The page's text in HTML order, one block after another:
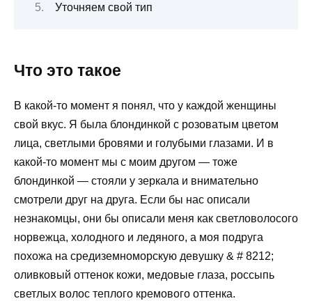
Уточняем свой тип
Что это такое
В какой-то момент я понял, что у каждой женщины
свой вкус. Я была блондинкой с розоватым цветом
лица, светлыми бровями и голубыми глазами. И в
какой-то момент мы с моим другом — тоже
блондинкой — стояли у зеркала и внимательно
смотрели друг на друга. Если бы нас описали
незнакомцы, они бы описали меня как светловолосого
норвежца, холодного и ледяного, а моя подруга
похожа на средиземноморскую девушку & # 8212;
оливковый оттенок кожи, медовые глаза, россыпь
светлых волос теплого кремового оттенка.